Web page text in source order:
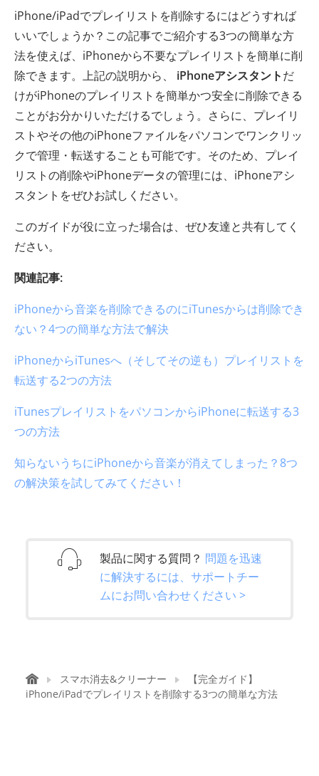
iPhone/iPadでプレイリストを削除するにはどうすれば
いいでしょうか？この記事でご紹介する3つの簡単な方
法を使えば、iPhoneから不要なプレイリストを簡単に削
除できます。上記の説明から、 iPhoneアシスタントだ
けがiPhoneのプレイリストを簡単かつ安全に削除できる
ことがお分かりいただけるでしょう。さらに、プレイリ
ストやその他のiPhoneファイルをパソコンでワンクリッ
クで管理・転送することも可能です。そのため、プレイ
リストの削除やiPhoneデータの管理には、iPhoneアシ
スタントをぜひお試しください。
このガイドが役に立った場合は、ぜひ友達と共有してく
ださい。
関連記事:
iPhoneから音楽を削除できるのにiTunesからは削除でき
ない？4つの簡単な方法で解決
iPhoneからiTunesへ（そしてその逆も）プレイリストを
転送する2つの方法
iTunesプレイリストをパソコンからiPhoneに転送する3
つの方法
知らないうちにiPhoneから音楽が消えてしまった？8つ
の解決策を試してみてください！
製品に関する質問？ 問題を迅速
に解決するには、サポートチー
ムにお問い合わせください >
スマホ消去&クリーナー
【完全ガイド】
iPhone/iPadでプレイリストを削除する3つの簡単な方法